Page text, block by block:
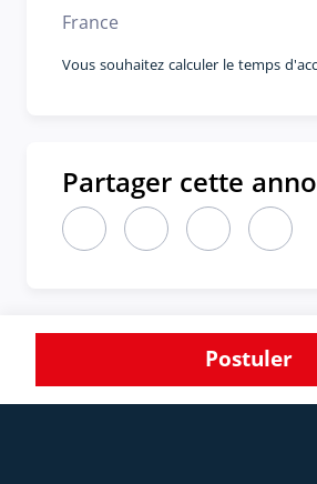
France
Vous souhaitez calculer le temps
Partager cette
Partager cette annonce
Partager cette
Partager
Postuler